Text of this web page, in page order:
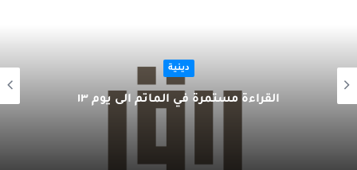
دينية
القراءة مستمرة في المأتم الى يوم ١٣